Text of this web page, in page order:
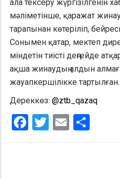
ала тексеру жүргізілгенін
мәліметінше, қаражат
тарапынан көтеріліп,
Сонымен қатар, мектеп
міндетін тиісті деңгейде
ақша жинаудың алдын
жауапкершілікке тартылған.
Дереккөз: @ztb_qazaq
Facebook
Twitter
Email